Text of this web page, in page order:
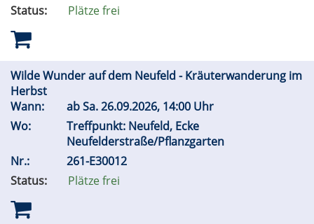
Status:
Plätze frei
Wilde Wunder auf dem Neufeld - Kräuterwanderung im
Herbst
Wann:
abSa.26.09.2026, 14:00 Uhr
Wo:
Treffpunkt: Neufeld, Ecke
Neufelderstraße/Pflanzgarten
Nr.:
261-E30012
Status:
Plätze frei